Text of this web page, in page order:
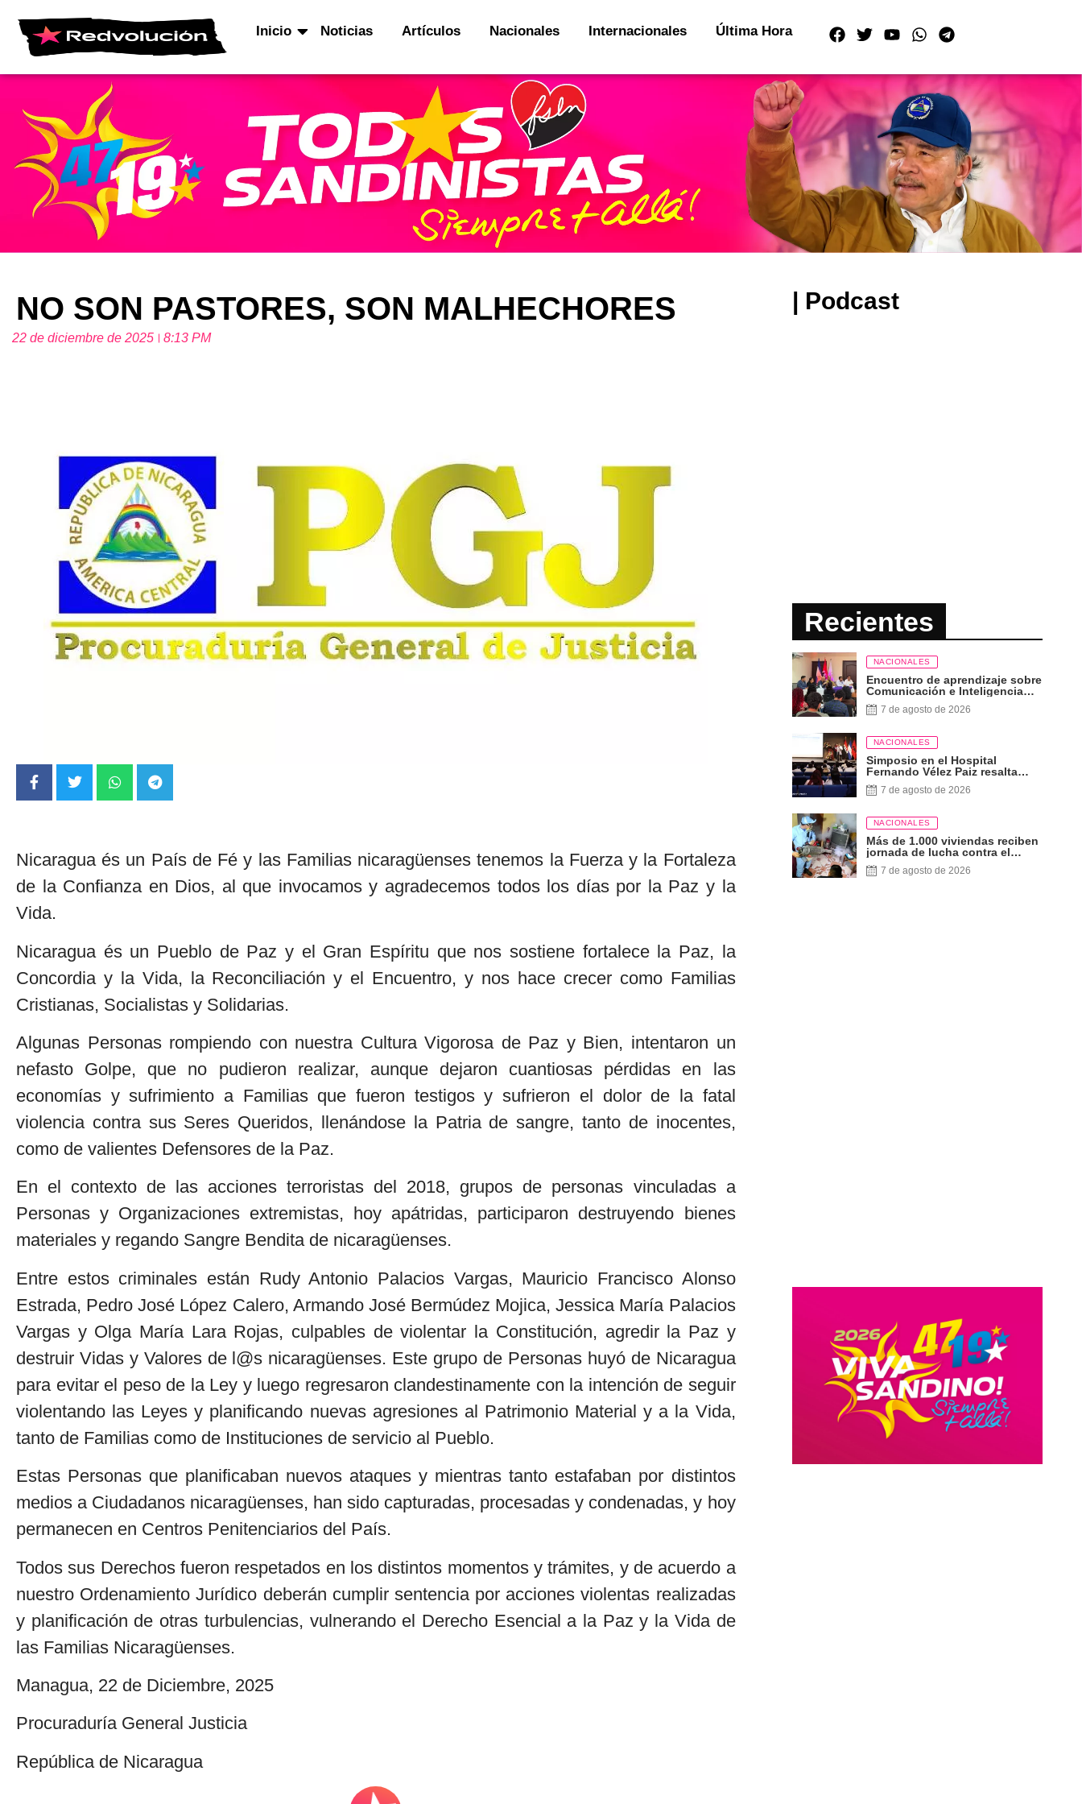
Inicio Noticias Artículos Nacionales Internacionales Última Hora
NO SON PASTORES, SON MALHECHORES
22 de diciembre de 2025 8:13 PM
Nicaragua és un País de Fé y las Familias nicaragüenses tenemos la Fuerza y la Fortaleza
de la Confianza en Dios, al que invocamos y agradecemos todos los días por la Paz y la
Vida.
Nicaragua és un Pueblo de Paz y el Gran Espíritu que nos sostiene fortalece la Paz, la
Concordia y la Vida, la Reconciliación y el Encuentro, y nos hace crecer como Familias
Cristianas, Socialistas y Solidarias.
Algunas Personas rompiendo con nuestra Cultura Vigorosa de Paz y Bien, intentaron un
nefasto Golpe, que no pudieron realizar, aunque dejaron cuantiosas pérdidas en las
economías y sufrimiento a Familias que fueron testigos y sufrieron el dolor de la fatal
violencia contra sus Seres Queridos, llenándose la Patria de sangre, tanto de inocentes,
como de valientes Defensores de la Paz.
En el contexto de las acciones terroristas del 2018, grupos de personas vinculadas a
Personas y Organizaciones extremistas, hoy apátridas, participaron destruyendo bienes
materiales y regando Sangre Bendita de nicaragüenses.
Entre estos criminales están Rudy Antonio Palacios Vargas, Mauricio Francisco Alonso
Estrada, Pedro José López Calero, Armando José Bermúdez Mojica, Jessica María Palacios
Vargas y Olga María Lara Rojas, culpables de violentar la Constitución, agredir la Paz y
destruir Vidas y Valores de l@s nicaragüenses. Este grupo de Personas huyó de Nicaragua
para evitar el peso de la Ley y luego regresaron clandestinamente con la intención de seguir
violentando las Leyes y planificando nuevas agresiones al Patrimonio Material y a la Vida,
tanto de Familias como de Instituciones de servicio al Pueblo.
Estas Personas que planificaban nuevos ataques y mientras tanto estafaban por distintos
medios a Ciudadanos nicaragüenses, han sido capturadas, procesadas y condenadas, y hoy
permanecen en Centros Penitenciarios del País.
Todos sus Derechos fueron respetados en los distintos momentos y trámites, y de acuerdo a
nuestro Ordenamiento Jurídico deberán cumplir sentencia por acciones violentas realizadas
y planificación de otras turbulencias, vulnerando el Derecho Esencial a la Paz y la Vida de
las Familias Nicaragüenses.
Managua, 22 de Diciembre, 2025
Procuraduría General Justicia
República de Nicaragua
| Podcast
Recientes
NACIONALES
Encuentro de aprendizaje sobre
Comunicación e Inteligencia
Artificial
7 de agosto de 2026
NACIONALES
Simposio en el Hospital
Fernando Vélez Paiz resalta
importancia de la lactancia
materna exclusiva
7 de agosto de 2026
NACIONALES
Más de 1.000 viviendas reciben
jornada de lucha contra el
dengue, zika y chikungunya
7 de agosto de 2026